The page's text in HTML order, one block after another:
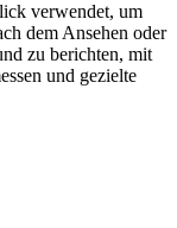
verwendet, um
dem Ansehen oder
zu berichten, mit
und gezielte